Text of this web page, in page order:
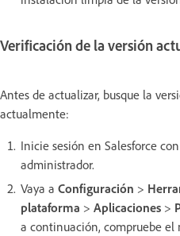
Verificación de la versión
Antes de actualizar, busque la
actualmente:
Inicie sesión en Salesforce
administrador.
Vaya a Configuración >
plataforma > Aplicaciones >
a continuación, compruebe el